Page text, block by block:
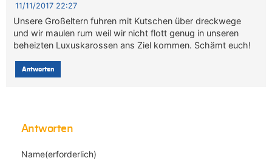
11/11/2017 22:27
Unsere Großeltern fuhren mit Kutschen über dreckwege
und wir maulen rum weil wir nicht flott genug in unseren
beheizten Luxuskarossen ans Ziel kommen. Schämt euch!
Antworten
Antworten
Name(erforderlich)